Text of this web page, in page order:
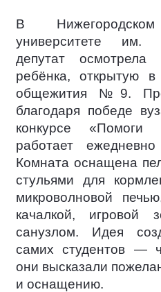
В Нижегородском
университете им.
депутат
ребёнка, открытую
общежития №9.
благодаря победе
конкурсе
работает
Комната оснащена
стульями для
микроволновой
качалкой, игровой
санузлом. Идея
самих студентов —
они высказали
и оснащению.